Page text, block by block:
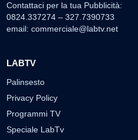
Contattaci per la tua Pubblicità:
0824.337274 – 327.7390733
email: commerciale@labtv.net
LABTV
Palinsesto
Privacy Policy
Programmi TV
Speciale LabTv